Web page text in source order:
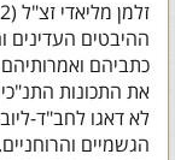
ההיבטים העדינים
כתביהם
את התכונות
לא דאגו לחב"ד-
הגשמיים